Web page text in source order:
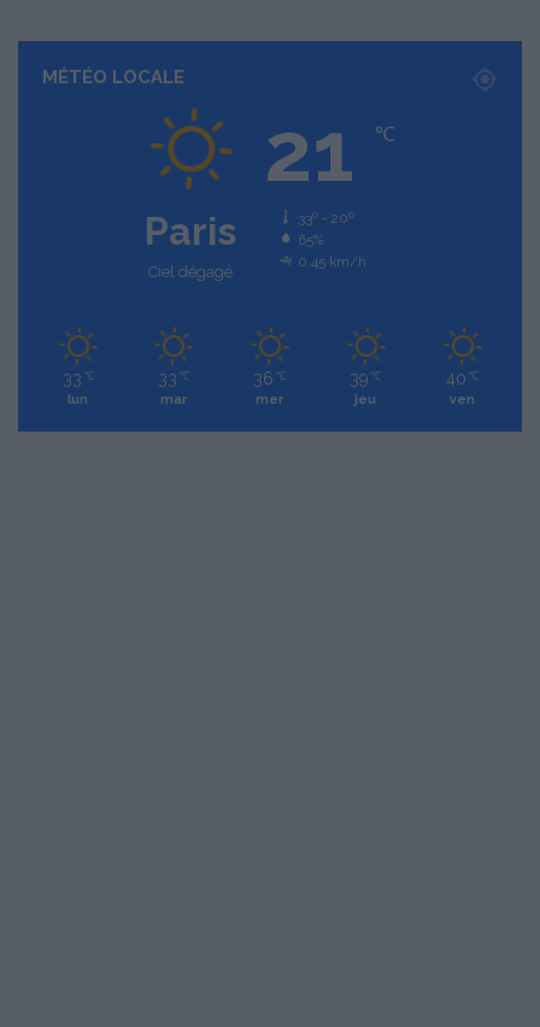
MÉTÉO LOCALE
Paris
Ciel dégagé
21 ℃
33º - 20º
65%
0.45 km/h
33 ℃
lun
33 ℃
mar
36 ℃
mer
39 ℃
jeu
40 ℃
ven